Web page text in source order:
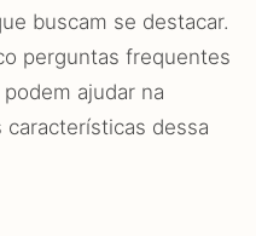
buscam se destacar.
perguntas frequentes
ajudar na
dessa